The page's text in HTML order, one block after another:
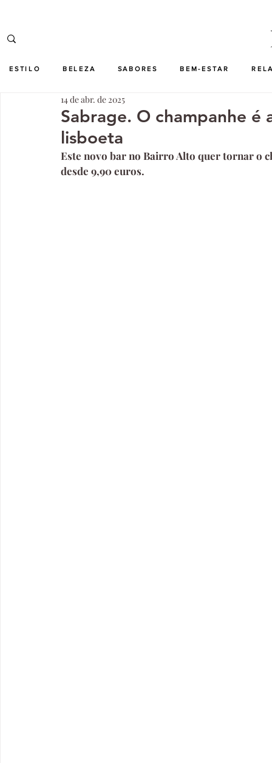
ESTILO BELEZA SABORES BEM-ESTAR
Sabrage. O champanhe
lisboeta
14 de abr. de 2025
Este novo bar no Bairro Alto quer tornar o
desde 9,90 euros.